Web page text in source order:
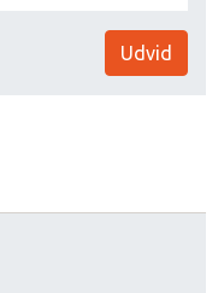
Udvid